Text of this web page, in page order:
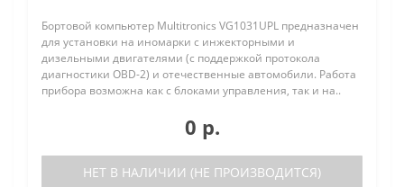
Бортовой компьютер Multitronics VG1031UPL предназначен
для установки на иномарки с инжекторными и
дизельными двигателями (с поддержкой протокола
диагностики OBD-2) и отечественные автомобили. Работа
прибора возможна как с блоками управления, так и на..
0 р.
НЕТ В НАЛИЧИИ (НЕ ПРОИЗВОДИТСЯ)